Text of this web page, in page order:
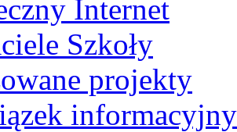
Internet
Szkoły
projekty
informacyjny